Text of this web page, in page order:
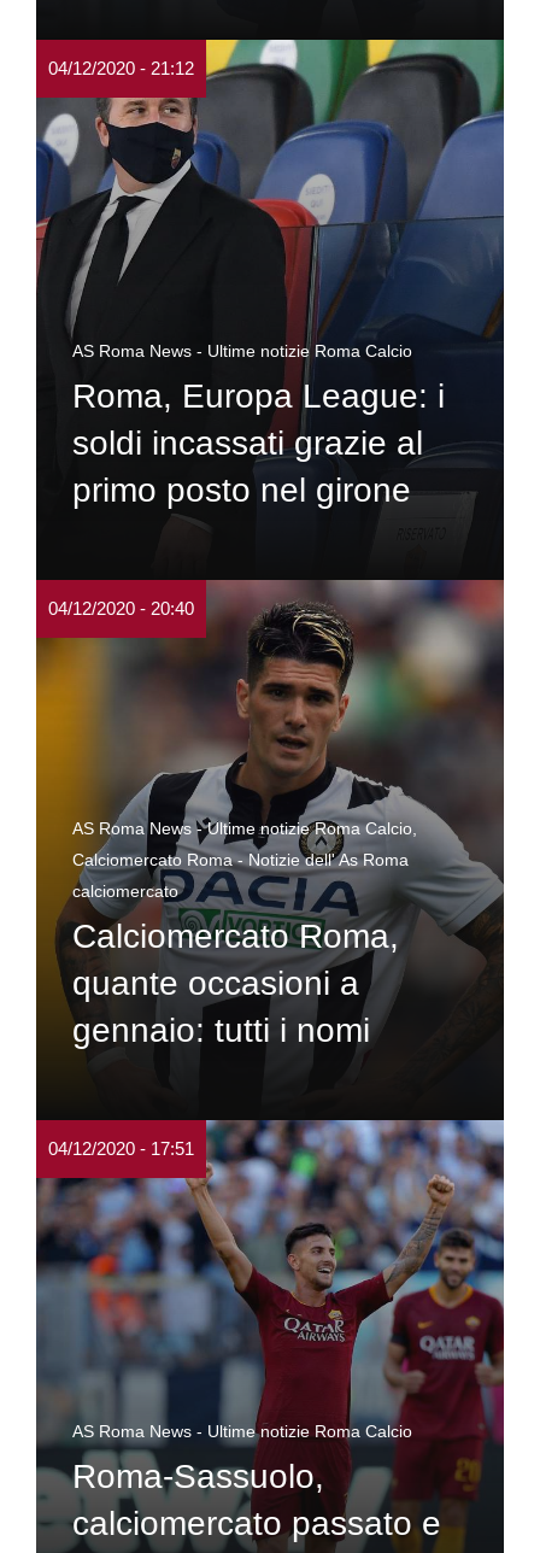
04/12/2020 - 21:12
AS Roma News - Ultime notizie Roma Calcio
Roma, Europa League: i
soldi incassati grazie al
primo posto nel girone
04/12/2020 - 20:40
AS Roma News - Ultime notizie Roma Calcio
Calciomercato Roma - Notizie dell' As Roma
calciomercato
Calciomercato Roma,
quante occasioni a
gennaio: tutti i nomi
04/12/2020 - 17:51
AS Roma News - Ultime notizie Roma Calcio
Roma-Sassuolo,
calciomercato passato e